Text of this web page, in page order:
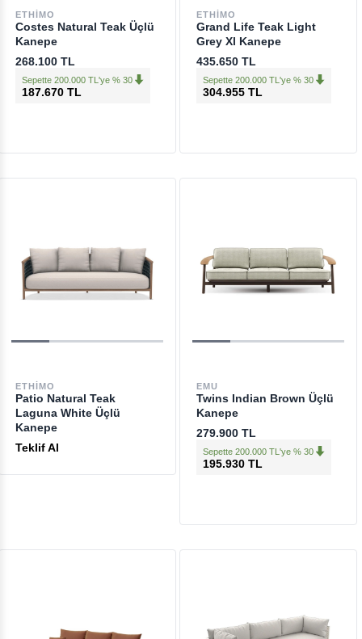
ETHIMO
Costes Natural Teak Üçlü
Kanepe
268.100 TL
Sepette 200.000 TL'ye % 30
187.670 TL
ETHIMO
Grand Life Teak Light
Grey Xl Kanepe
435.650 TL
Sepette 200.000 TL'ye % 30
304.955 TL
ETHIMO
Patio Natural Teak
Laguna White Üçlü
Kanepe
Teklif Al
EMU
Twins Indian Brown Üçlü
Kanepe
279.900 TL
Sepette 200.000 TL'ye % 30
195.930 TL